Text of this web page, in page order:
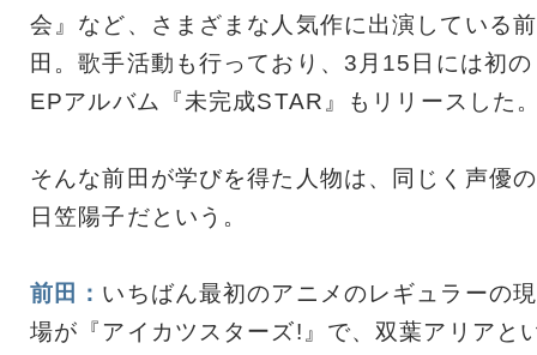
会』など、さまざまな人気作に出演している前
田。歌手活動も行っており、3月15日には初の
EPアルバム『未完成STAR』もリリースした
そんな前田が学びを得た人物は、同じく声優の
日笠陽子だという。
前田： いちばん最初のアニメのレギュラーの現
場が『アイカツスターズ!』で、双葉アリアと